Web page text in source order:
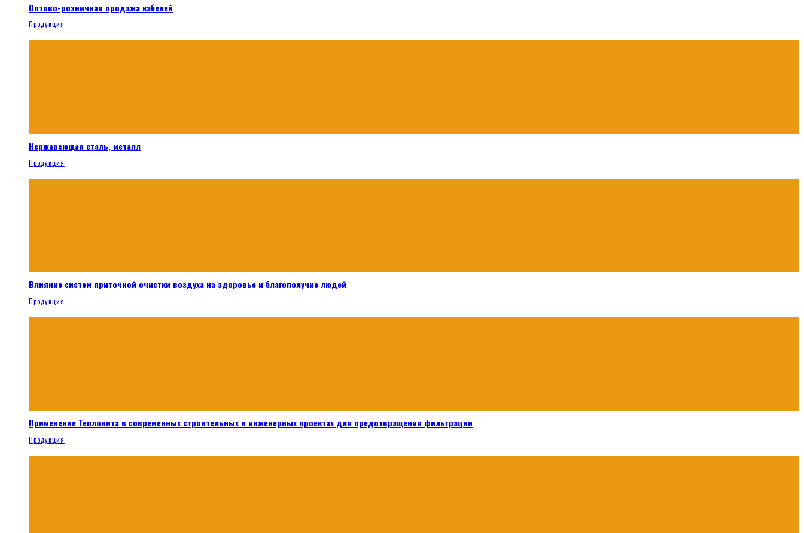
Оптово-розничная продажа кабелей
Продукция
Нержавеющая сталь, металл
Продукция
Влияние систем приточной очистки воздуха на здоровье и благополучие людей
Продукция
Применение Теплонита в современных строительных и инженерных проектах для предотвращения фильтрации
Продукция